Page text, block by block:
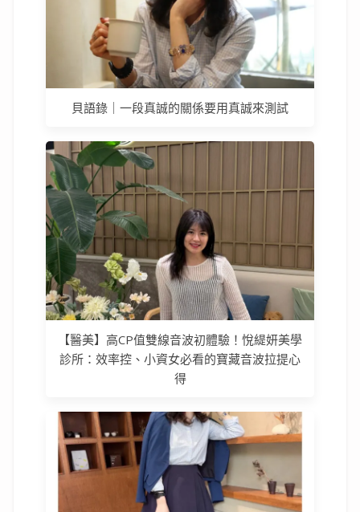
貝語錄｜一段真誠的關係要用真誠來測試
【醫美】高CP值雙線音波初體驗！悅緹妍美學
診所：效率控、小資女必看的寶藏音波拉提心
得